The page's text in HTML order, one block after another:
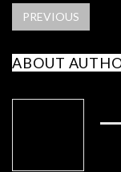
PREVIOUS
ABOUT